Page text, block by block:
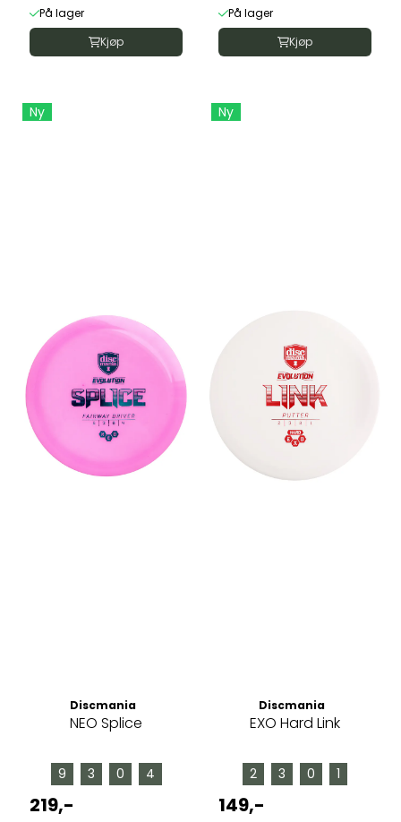
På lager
Kjøp
På lager
Kjøp
Ny
Discmania
NEO Splice
9 3 0 4
219,-
Ny
Discmania
EXO Hard Link
2 3 0 1
149,-